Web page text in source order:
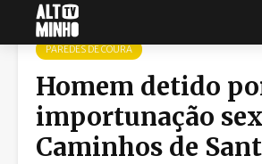
PAREDES DE COURA
Homem detido
importunação
Caminhos de